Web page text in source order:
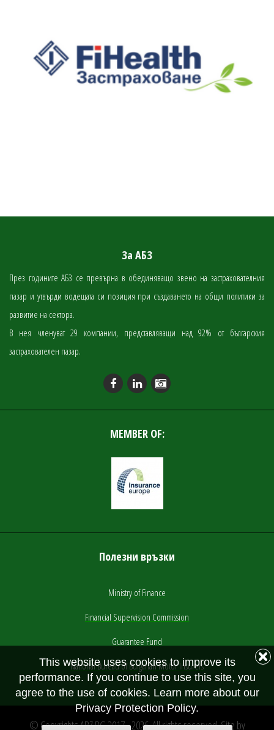
За АБЗ
През годините АБЗ се превърна в обединяващо звено на застрахователния
пазар и утвърди водещата си позиция при създаването на общи политики за
развитие на сектора.
В нея членуват 29 компании, представляващи над 92% от българския
застрахователен пазар.
MEMBER OF:
Полезни връзки
Ministry of Finance
Financial Supervision Commission
Guarantee Fund
National Bureau of Bulgarian Motor Insurers
© Copyrights ABZ.BG 2017 - 2026. All rights reserved. Site by
This website uses cookies to improve its
performance. If you continue to use this site, you
agree to the use of cookies. Learn more about our
Privacy Protection Policy.